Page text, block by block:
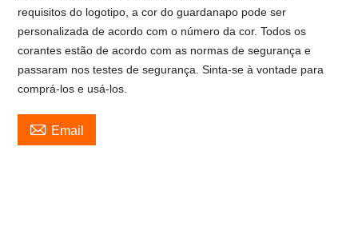
requisitos do logotipo, a cor do guardanapo pode ser
personalizada de acordo com o número da cor. Todos os
corantes estão de acordo com as normas de segurança e
passaram nos testes de segurança. Sinta-se à vontade para
comprá-los e usá-los.
 Email